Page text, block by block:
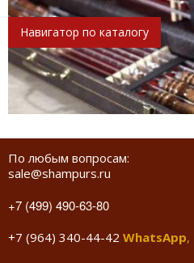
Навигатор по каталогу
По любым вопросам:
sale@shampurs.ru
+7 (499) 490-63-80
+7 (964) 340-44-42 WhatsApp,